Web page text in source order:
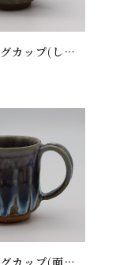
御本手マグカップ(しのぎ)⑱
硝子釉マグカップ(面取り)⑪